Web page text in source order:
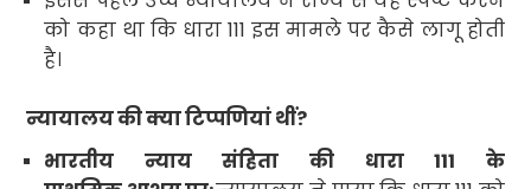
को कहा था कि धारा 111इस मामले पर कैसे लागू होती
है।
न्यायालय की क्या टिप्पणियां थीं?
भारतीय न्याय संहिता की धारा111 के